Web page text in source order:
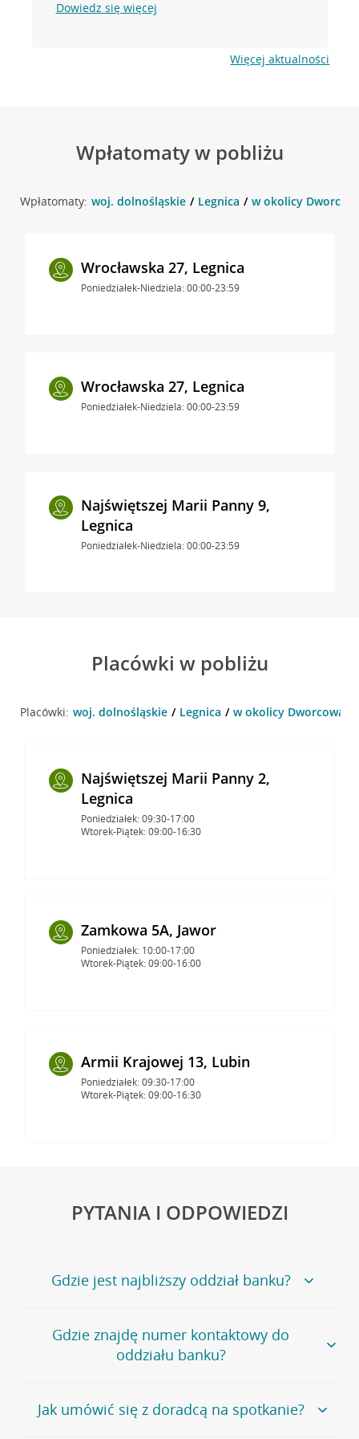
Dowiedz się więcej
Więcej aktualności
Wpłatomaty w pobliżu
Wpłatomaty: woj. dolnośląskie Legnica w okolicy
Wrocławska 27, Legnica
Poniedziałek-Niedziela: 00:00-23:59
Wrocławska 27, Legnica
Poniedziałek-Niedziela: 00:00-23:59
Najświętszej Marii Panny 9,
Legnica
Poniedziałek-Niedziela: 00:00-23:59
Placówki w pobliżu
Placówki: woj. dolnośląskie Legnica w okolicy Dworcowa 5
Najświętszej Marii Panny 2,
Legnica
Poniedziałek: 09:30-17:00
Wtorek-Piątek: 09:00-16:30
Zamkowa 5A, Jawor
Poniedziałek: 10:00-17:00
Wtorek-Piątek: 09:00-16:00
Armii Krajowej 13, Lubin
Poniedziałek: 09:30-17:00
Wtorek-Piątek: 09:00-16:30
PYTANIA I ODPOWIEDZI
Gdzie jest najbliższy oddział banku?
Jeśli szukasz oddziału naszego banku, zapraszamy na
stronęPlacówki i bankomaty, na której znajduje się
wygodna wyszukiwarka.
oddziałów
Gdzie znajdę numer kontaktowy do
oddziału banku?
Bank Credit Agricole nie udostępnia ogólnego numeru
telefonu do placówki bankowej.
Jak umówić się z doradcą na spotkanie?